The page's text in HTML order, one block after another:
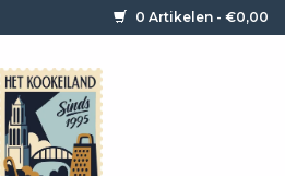
0 Artikelen - €0,00